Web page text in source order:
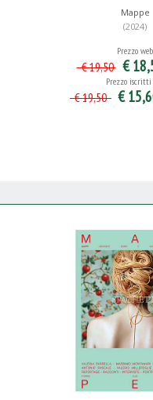
Mappe
(2024)
Prezzo web
€ 19,50 €
Prezzo iscritti
€ 19,50 €